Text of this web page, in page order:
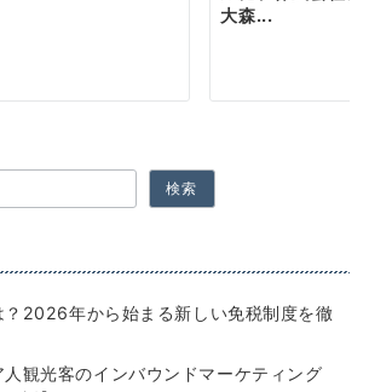
大森...
検索
？2026年から始まる新しい免税制度を徹
観光客のインバウンドマーケティング